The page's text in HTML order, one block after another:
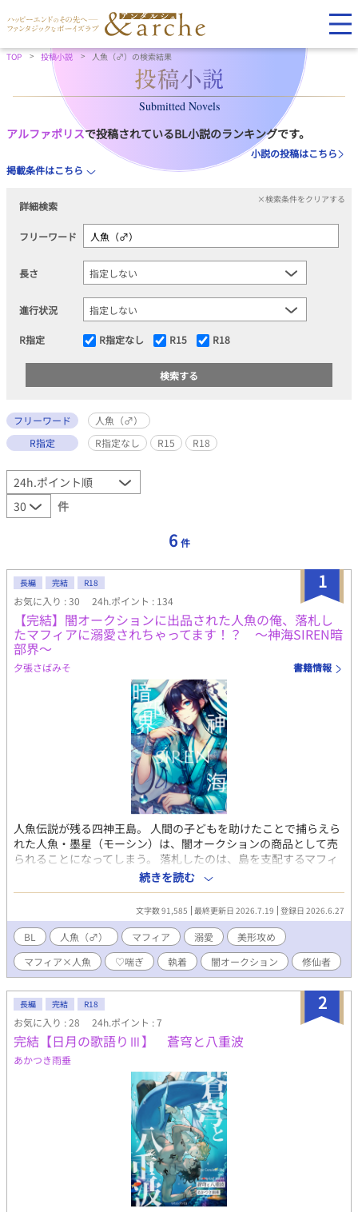
TOP 投稿小説 人魚（♂）の検索結果
Submitted Novels
アルファポリスで投稿されているBL小説のランキングです。
小説の投稿はこちら
掲載条件はこちら
詳細検索
×検索条件をクリアする
フリーワード
長さ
進行状況
R指定 R指定なし R15 R18
フリーワード
人魚（♂）
R指定
R指定なし R15 R18
件
6 件
1
長編 完結 R18
お気に入り : 30 24h.ポイント : 134
【完結】闇オークションに出品された人魚の俺、落札し
たマフィアに溺愛されちゃってます！？ ～神海SIREN暗
部界～
夕張さばみそ 書籍情報
人魚伝説が残る四神王島。 人間の子どもを助けたことで捕らえら
れた人魚・墨星（モーシン）は、闇オークションの商品として売
られることになってしまう。 落札したのは、島を支配するマフィ
ア「青龍門派」の幹部・伏竜（フーロン）。 残酷な男だと思って
いたのに、彼はなぜか墨星を傷つけず、誰よりも大切に守ろうと
する。 「商品」と「落札者」。 決して結ばれるはずのない二人の
恋が、闇社会で始まる──。
続きを読む
文字数 91,585 最終更新日 2026.7.19 登録日 2026.6.27
BL 人魚（♂） マフィア 溺愛
美形攻め
マフィア×人魚
♡喘ぎ 執着 闇オークション 修仙者
2
長編 完結 R18
お気に入り : 28 24h.ポイント : 7
完結【日月の歌語りⅢ】 蒼穹と八重波
あかつき雨垂